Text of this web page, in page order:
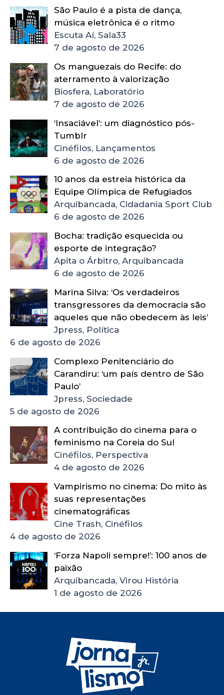
São Paulo é a pista de dança,
música eletrônica é o ritmo
Escuta Aí, Sala33
7 de agosto de 2026
Os manguezais do Recife: do
aterramento à valorização
Biosfera, Laboratório
7 de agosto de 2026
‘Insaciável’: um diagnóstico pós-
Tumblr
Cinéfilos, Lançamentos
6 de agosto de 2026
10 anos da estreia histórica da
Equipe Olímpica de Refugiados
Arquibancada, Cidadania Sport Club
6 de agosto de 2026
Bocha: tradição esquecida ou
esporte de integração?
Apita o Árbitro, Arquibancada
6 de agosto de 2026
Marina Silva: ‘Os verdadeiros
transgressores da democracia são
aqueles que não obedecem às leis’
Jpress, Política
6 de agosto de 2026
Complexo Penitenciário do
Carandiru: ‘um país dentro de São
Paulo’
Jpress, Sociedade
5 de agosto de 2026
A contribuição do cinema para o
feminismo na Coreia do Sul
Cinéfilos, Perspectiva
4 de agosto de 2026
Vampirismo no cinema: Do mito às
suas representações
cinematográficas
Cine Trash, Cinéfilos
4 de agosto de 2026
‘Forza Napoli sempre!’: 100 anos de
paixão
Arquibancada, Virou História
1 de agosto de 2026